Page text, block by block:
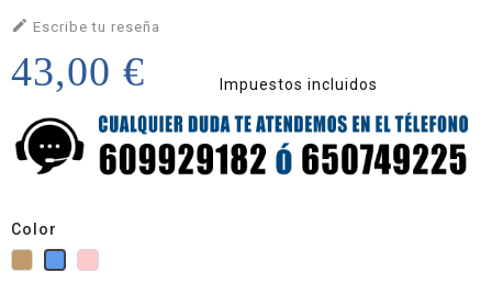
 Escribe tu reseña
43,00 € Impuestos incluidos
Color